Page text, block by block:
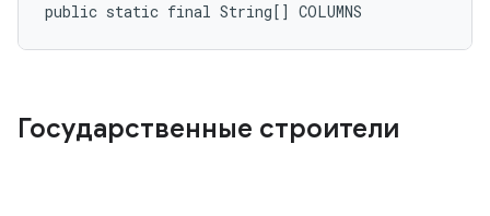
public static final String[] COLUMNS
Государственные строители